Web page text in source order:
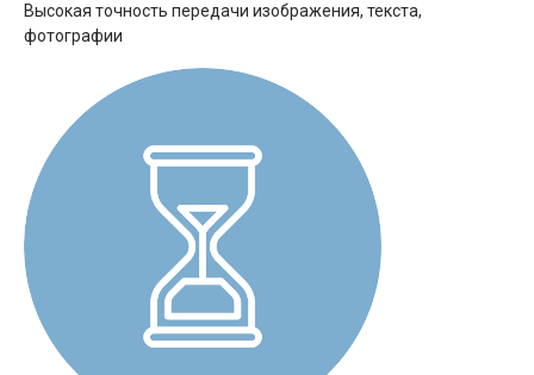
Высокая точность передачи изображения, текста,
фотографии